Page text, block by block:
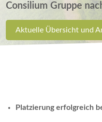
Consilium Gruppe
Aktuelle Übersicht und
Platzierung erfolgreich